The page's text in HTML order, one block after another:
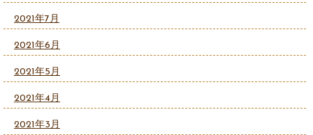
2021年7月
2021年6月
2021年5月
2021年4月
2021年3月